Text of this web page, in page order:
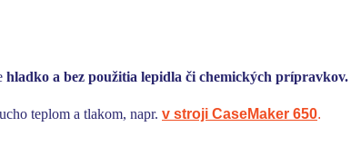
hladko a bez použitia lepidla či chemických prípravkov.
teplom a tlakom, napr. v stroji CaseMaker 650.